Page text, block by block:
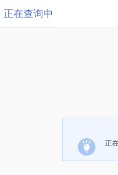
正在查询中
正